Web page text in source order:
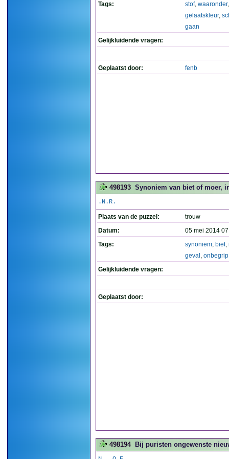
Tags:
stof, waaronder
gelaatskleur,
gaan
Gelijkluidende vragen:
Geplaatst door: fenb
498193 Synoniem van biet of moer,
.N.R.
Plaats van de puzzel:
trouw
Datum:
05 mei 2014
Tags:
synoniem, biet,
geval , onbegrip
Gelijkluidende vragen:
Geplaatst door:
498194 Bij puristen ongewenste